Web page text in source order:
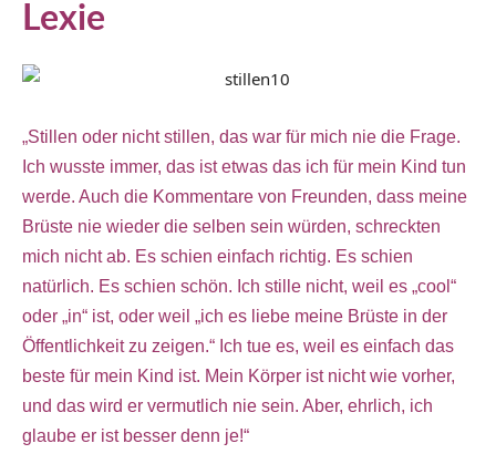
Lexie
„Stillen oder nicht stillen, das war für mich nie die Frage.
Ich wusste immer, das ist etwas das ich für mein Kind tun
werde. Auch die Kommentare von Freunden, dass meine
Brüste nie wieder die selben sein würden, schreckten
mich nicht ab. Es schien einfach richtig. Es schien
natürlich. Es schien schön. Ich stille nicht, weil es „cool“
oder „in“ ist, oder weil „ich es liebe meine Brüste in der
Öffentlichkeit zu zeigen.“ Ich tue es, weil es einfach das
beste für mein Kind ist. Mein Körper ist nicht wie vorher,
und das wird er vermutlich nie sein. Aber, ehrlich, ich
glaube er ist besser denn je!“